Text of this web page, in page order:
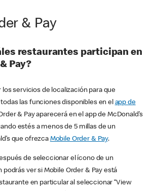
& Pay
restaurantes participan en
Pay?
servicios de localización para que
las funciones disponibles en el app de
& Pay aparecerá en el app de McDonald’s
estés a menos de 5 millas de un
que ofrezca Mobile Order & Pay.
de seleccionar el ícono de un
ver si Mobile Order & Pay está
en particular al seleccionar “View